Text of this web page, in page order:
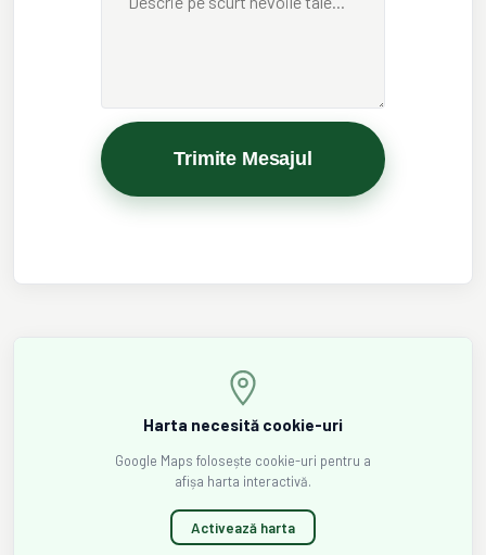
Trimite Mesajul
Harta necesită cookie-uri
Google Maps folosește cookie-uri pentru a
afișa harta interactivă.
Activează harta